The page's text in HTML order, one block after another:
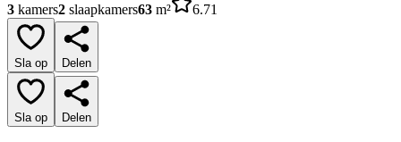
3 kamers2 slaapkamers63 m² 6.71
Sla op Delen
Sla op Delen